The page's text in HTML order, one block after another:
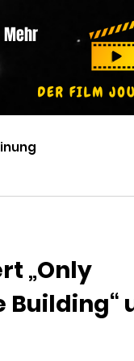
Mehr
„Only
Building“